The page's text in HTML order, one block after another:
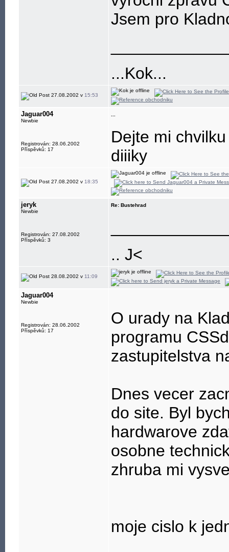
Jsem pro
...Kok...
27.08.2002 v 15:53
Jaguar004
Newbie
Registrován: 28.06.2002
Příspěvků: 17
Dejte mi
diiiky
27.08.2002 v 18:35
jeryk
Newbie
Registrován: 27.08.2002
Příspěvků: 3
Re: Bustehrad
.. J<
28.08.2002 v 11:09
Jaguar004
Newbie
Registrován: 28.06.2002
Příspěvků: 17
O urady na
programu
zastupitelstva
Dnes vecer
do site. Byl
hardwarove
osobne
zhruba mi
moje cislo k